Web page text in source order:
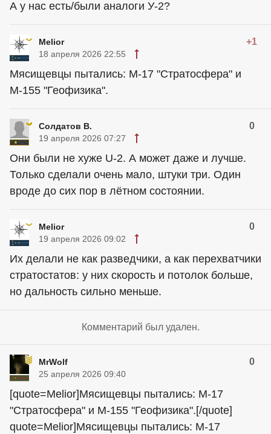
А у нас есть/были аналоги У-2?
Melior +1
18 апреля 2026 22:55
Мясищевцы пытались: М-17 "Стратосфера" и
М-155 "Геофизика".
Солдатов В. 0
19 апреля 2026 07:27
Они были не хуже U-2. А может даже и лучше.
Только сделали очень мало, штуки три. Один
вроде до сих пор в лётном состоянии.
Melior 0
19 апреля 2026 09:02
Их делали не как разведчики, а как перехватчики
стратостатов: у них скорость и потолок больше,
но дальность сильно меньше.
Комментарий был удален.
MrWolf 0
25 апреля 2026 09:40
[quote=Melior]Мясищевцы пытались: М-17
"Стратосфера" и М-155 "Геофизика".[/quote]
quote=Melior]Мясищевцы пытались: М-17